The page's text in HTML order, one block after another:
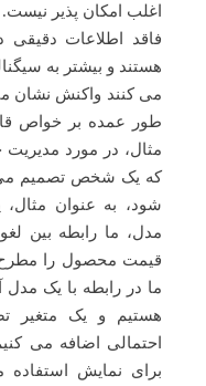
اغلب امکان پذیر
فاقد اطلاعات دقیقی
هستند و بیشتر به
می کنند واکنش نشان
طور عمده بر خواص
مثال، در مورد مدیریت
که یک شخص تصمیم می
شود، به عنوان مثال،
مدل، ما رابطه بین
قیمت محصول را مطرح
ما در رابطه با یک مدل
هستیم و یک متغیر
احتمالی اضافه می
برای نمایش